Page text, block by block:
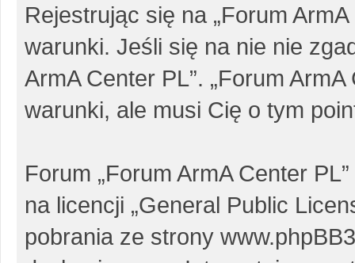
Rejestrując się na „Forum
warunki. Jeśli się na nie nie
ArmA Center PL”. „Forum
warunki, ale musi Cię o tym
Forum „Forum ArmA Center
na licencji „General Public
pobrania ze strony